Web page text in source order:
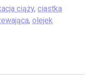
ciąży, ciastka
, olejek